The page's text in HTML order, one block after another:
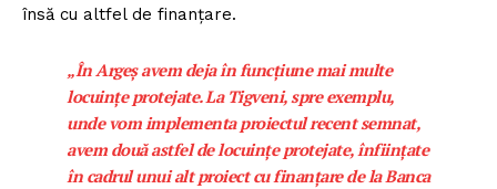
însă cu altfel de finanțare.
„În Argeș avem deja în funcțiune mai multe
locuințe protejate. La Tigveni, spre exemplu,
unde vom implementa proiectul recent semnat,
avem două astfel de locuințe protejate, înființate
în cadrul unui alt proiect cu finanțare de la Banca